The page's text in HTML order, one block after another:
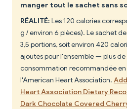
manger tout le sachet sans
RÉALITÉ: Les 120 calories
g / environ 6 pièces). Le sachet
3,5 portions, soit environ 420
ajoutés pour l'ensemble — plus
consommation recommandée en
l'American Heart Association.
Heart Association Dietary
Dark Chocolate Covered